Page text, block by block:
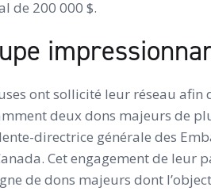
de 200 000 $.
ont sollicité leur réseau afin
deux dons majeurs de
directrice générale des
Cet engagement de
de dons majeurs dont